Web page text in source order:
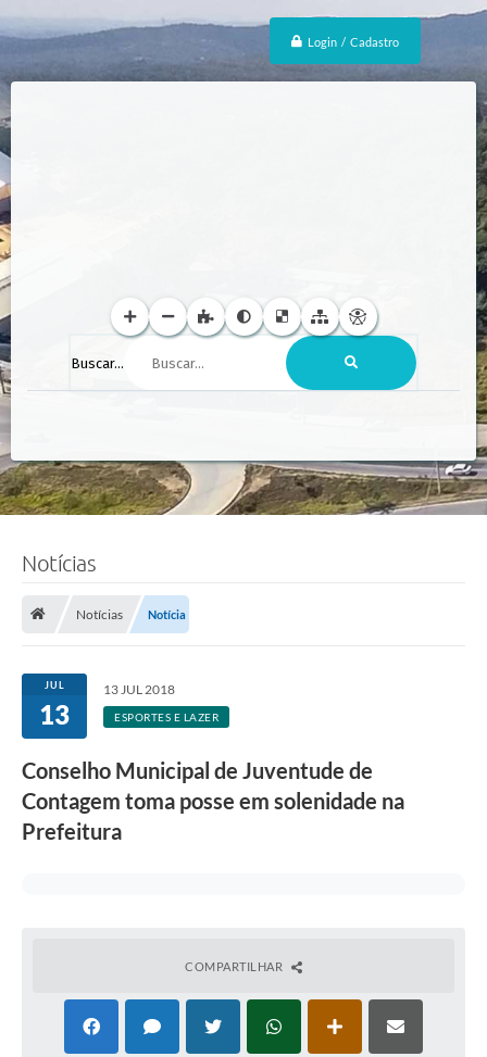
Login / Cadastro
Buscar...
Notícias
Notícias Notícia
JUL
13
13 JUL 2018
ESPORTES E LAZER
Conselho Municipal de Juventude de
Contagem toma posse em solenidade na
Prefeitura
COMPARTILHAR